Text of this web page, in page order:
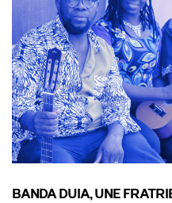
BANDA DUIA, UNE